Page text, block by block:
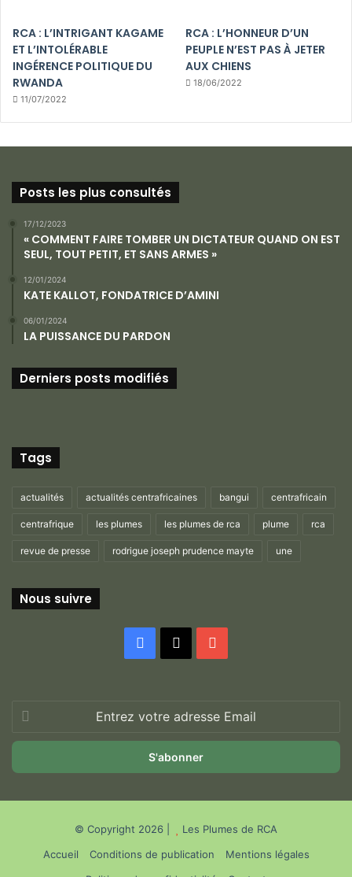
RCA : L’INTRIGANT KAGAME
ET L’INTOLÉRABLE
INGÉRENCE POLITIQUE DU
RWANDA
11/07/2022
RCA : L’HONNEUR D’UN
PEUPLE N’EST PAS À JETER
AUX CHIENS
18/06/2022
Posts les plus consultés
17/12/2023
« COMMENT FAIRE TOMBER UN DICTATEUR QUAND ON EST
SEUL, TOUT PETIT, ET SANS ARMES »
12/01/2024
KATE KALLOT, FONDATRICE D’AMINI
06/01/2024
LA PUISSANCE DU PARDON
Derniers posts modifiés
Tags
actualités actualités centrafricaines bangui centrafricain
centrafrique les plumes les plumes de rca plume rca
revue de presse rodrigue joseph prudence mayte une
Nous suivre
Facebook
votre
adresse
© Copyright 2026 |
Les Plumes de RCA
Accueil
Conditions de publication
Mentions légales